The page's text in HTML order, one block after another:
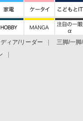
ディア/リーダー 三脚/一脚